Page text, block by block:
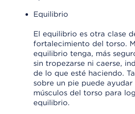
Equilibrio
El equilibrio es otra clase
fortalecimiento del torso.
equilibrio tenga, más
sin tropezarse ni caerse,
de lo que esté haciendo.
sobre un pie puede
músculos del torso para
equilibrio.